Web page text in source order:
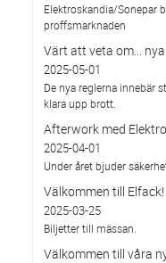
Elektroskandia/Sonepar
proffsmarknaden
Värt att veta om...
2025-05-01
De nya reglerna innebär
klara upp brott.
Afterwork med
2025-04-01
Under året bjuder
Välkommen till Elfack!
2025-03-25
Biljetter till mässan.
Välkommen till våra